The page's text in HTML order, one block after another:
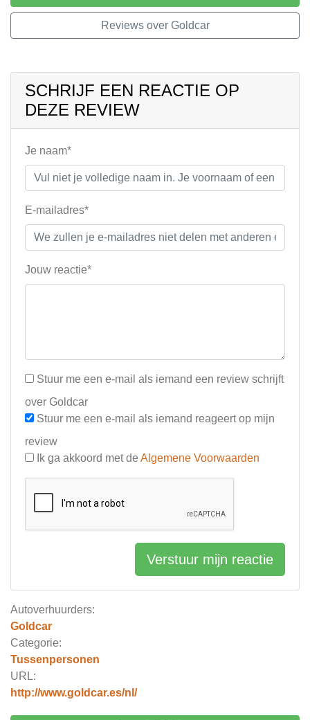
Autoverhuurders:
Goldcar
Categorie:
Tussenpersonen
URL:
http://www.goldcar.es/nl/
Reviews over Goldcar
SCHRIJF EEN REACTIE OP
DEZE REVIEW
Je naam*
E-mailadres*
Jouw reactie*
Stuur me een e-mail als iemand een review schrijft
over Goldcar
Stuur me een e-mail als iemand reageert op mijn
review
Ik ga akkoord met de Algemene Voorwaarden
Verstuur mijn reactie